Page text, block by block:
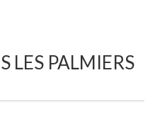
LES PALMIERS